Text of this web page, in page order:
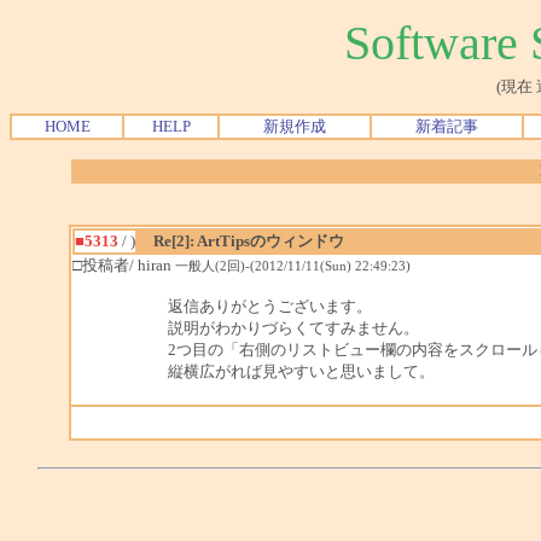
Software
(現在
HOME HELP 新規作成 新着記事
■5313 / )
Re[2]: ArtTipsのウィンドウ
□投稿者/ hiran 一般人(2回)-(2012/11/11(Sun) 22:49:23)
返信ありがとうございます。
説明がわかりづらくてすみません。
2つ目の「右側のリストビュー欄の内容をスクロー
縦横広がれば見やすいと思いまして。